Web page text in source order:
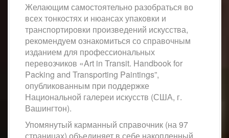
Желающим самостоятельно разобраться во
всех тонкостях и нюансах упаковки и
транспортировки произведений искусства,
рекомендуем ознакомиться со справочным
изданием для профессиональных
перевозчиков «Art in Transit. Handbook for
Packing and Transporting Paintings”,
опубликованным при поддержке
Национальной галереи искусств (США, г.
Вашингтон).
Упомянутый карманный справочник (на 97